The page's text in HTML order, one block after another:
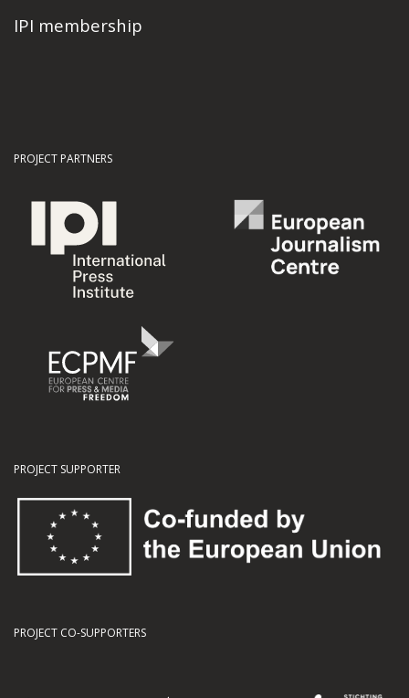
IPI membership
PROJECT PARTNERS
PROJECT SUPPORTER
PROJECT CO-SUPPORTERS